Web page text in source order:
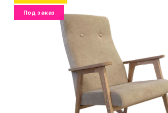
Под заказ